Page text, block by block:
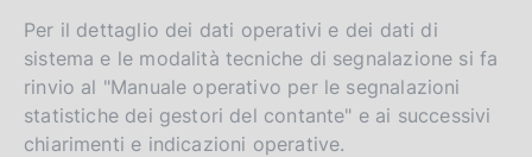
Per il dettaglio dei dati operativi e dei dati di
sistema e le modalità tecniche di segnalazione si fa
rinvio al "Manuale operativo per le segnalazioni
statistiche dei gestori del contante" e ai successivi
chiarimenti e indicazioni operative.